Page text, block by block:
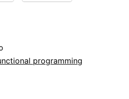
programming